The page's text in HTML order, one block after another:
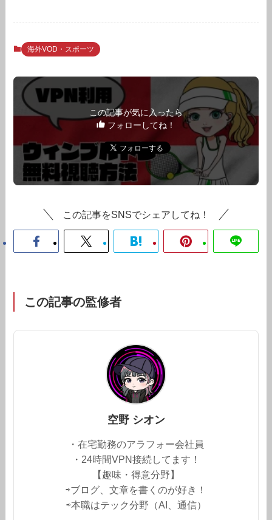
海外VOD・スポーツ
この記事が気に入ったら
フォローしてね！
この記事をSNSでシェアしてね！
この記事の監修者
空野 シオン
・在宅勤務のアラフォー会社員
・24時間VPN接続してます！
【趣味・得意分野】
⇨ブログ、文章を書くのが好き！
⇨本職はテック分野（AI、通信）